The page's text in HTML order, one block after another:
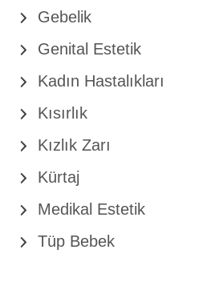
Gebelik
Genital Estetik
Kadın Hastalıkları
Kısırlık
Kızlık Zarı
Kürtaj
Medikal Estetik
Tüp Bebek